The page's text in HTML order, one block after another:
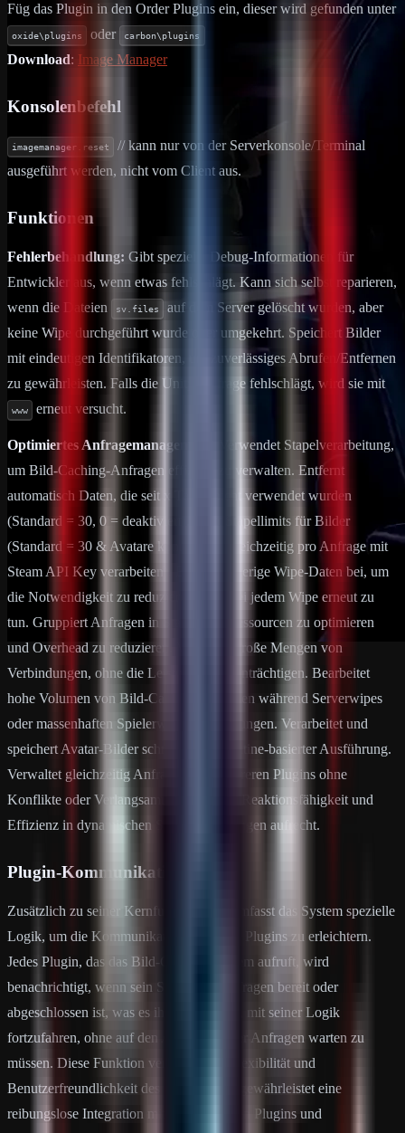
Füg das Plugin in den Order Plugins ein, dieser wird gefunden unter
oxide\plugins oder carbon\plugins
Download: Image Manager
Konsolenbefehl
imagemanager.reset
// kann nur von der Serverkonsole/Terminal
ausgeführt werden, nicht vom Client aus.
Funktionen
Fehlerbehandlung: Gibt spezielle Debug-Informationen für
Entwickler aus, wenn etwas fehlschlägt. Kann sich selbst reparieren,
wenn die Dateien
sv.files
auf dem Server gelöscht wurden, aber
keine Wipe durchgeführt wurde oder umgekehrt. Speichert Bilder
mit eindeutigen Identifikatoren, um zuverlässiges Abrufen/Entfernen
zu gewährleisten. Falls die Unity-Anfrage fehlschlägt, wird sie mit
www erneut versucht.
Optimiertes Anfragemanagement:
Verwendet Stapelverarbeitung,
um Bild-Caching-Anfragen effizient zu verwalten. Entfernt
automatisch Daten, die seit x Tagen nicht verwendet wurden
(Standard = 30, 0 = deaktiviert). Setzt Stapellimits für Bilder
(Standard = 30 & Avatare können 100 gleichzeitig pro Anfrage mit
Steam API Key verarbeiten). Behält vorherige Wipe-Daten bei, um
die Notwendigkeit zu reduzieren, alles bei jedem Wipe erneut zu
tun. Gruppiert Anfragen in Stapel, um Ressourcen zu optimieren
und Overhead zu reduzieren. Verwaltet große Mengen von
Verbindungen, ohne die Leistung zu beeinträchtigen. Bearbeitet
hohe Volumen von Bild-Caching-Anfragen während Serverwipes
oder massenhaften Spielerwiederverbindungen. Verarbeitet und
speichert Avatar-Bilder schnell mit Coroutine-basierter Ausführung.
Verwaltet gleichzeitig Anfragen von mehreren Plugins ohne
Konflikte oder Verlangsamungen. Erhält Reaktionsfähigkeit und
Effizienz in dynamischen Serverumgebungen aufrecht.
Plugin-Kommunikation
Zusätzlich zu seiner Kernfunktionalität umfasst das System spezielle
Logik, um die Kommunikation zwischen Plugins zu erleichtern.
Jedes Plugin, das das Bild-Caching-System aufruft, wird
benachrichtigt, wenn sein Stapel von Anfragen bereit oder
abgeschlossen ist, was es ihm ermöglicht, mit seiner Logik
fortzufahren, ohne auf den Abschluss aller Anfragen warten zu
müssen. Diese Funktion verbessert die Flexibilität und
Benutzerfreundlichkeit des Systems und gewährleistet eine
reibungslose Integration mit verschiedenen Plugins und